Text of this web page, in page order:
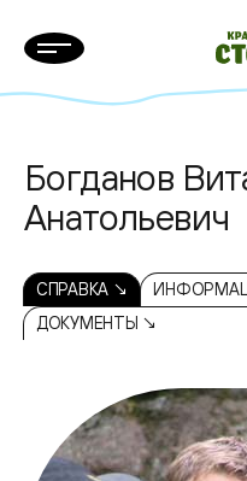
Богданов
Анатольевич
СПРАВКА ↘
ДОКУМЕНТЫ ↘